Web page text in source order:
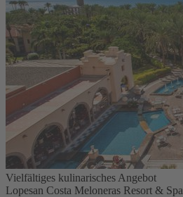
Vielfältiges kulinarisches Angebot
Lopesan Costa Meloneras Resort & Spa